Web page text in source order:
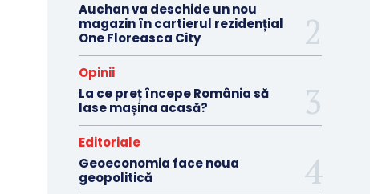
Auchan va deschide un nou
magazin în cartierul rezidențial
One Floreasca City
Opinii
La ce preț începe România să
lase mașina acasă?
Editoriale
Geoeconomia face noua
geopolitică